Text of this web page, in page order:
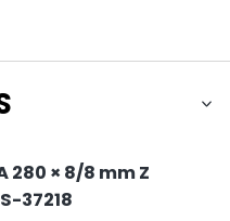
280 × 8/8 mm Z
37218